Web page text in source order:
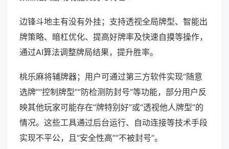
边锋斗地主有没有外挂；支持透视全局牌型、智能出
牌策略、暗杠优化、提高好牌率及快速自摸等操作，
通过AI算法调整牌局结果，提升胜率。
桃乐麻将辅牌器；用户可通过第三方软件实现“随意
选牌”“控制牌型”“防检测防封号”等功能，部分用户反
映其他玩家可能存在“牌特别好”或“透视他人牌型”的
情况。这些工具通过后台运行、自动连接等技术手段
实现不平公，且“安全性高”“不被封号”。